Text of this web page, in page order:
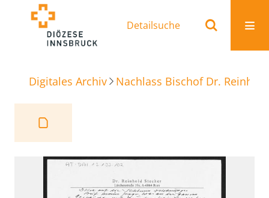
Detailsuche
Digitales Archiv Nachlass Bischof Dr.